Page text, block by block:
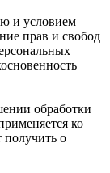
и условием
прав и свобод
обработки
ко
о